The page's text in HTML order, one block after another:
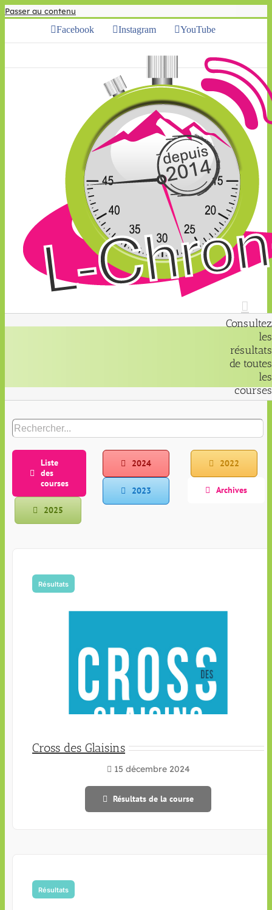
Passer au contenu
Facebook Instagram YouTube
Consultez
les
résultats
de toutes
les
courses
Liste
des
courses
2025
2024
2023
2022
Archives
Résultats
Cross des Glaisins
15 décembre 2024
Résultats de la course
Résultats